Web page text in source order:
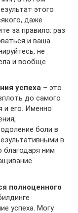
этого
даже
за правило: раз
и ваша
не
и вообще
успеха – это
до самого
и его. Именно
боли в
в
благодаря ним
полноценного
успеха. Могу